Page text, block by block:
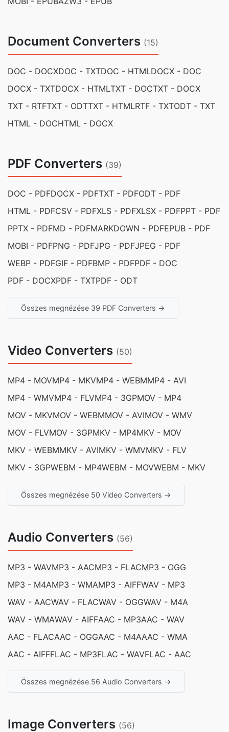
Document Converters (15)
DOC - DOCXDOC - TXTDOC - HTMLDOCX - DOC
DOCX - TXTDOCX - HTMLTXT - DOCTXT - DOCX
TXT - RTFTXT - ODTTXT - HTMLRTF - TXTODT - TXT
HTML - DOCHTML - DOCX
PDF Converters (39)
DOC - PDFDOCX - PDFTXT - PDFODT - PDF
HTML - PDFCSV - PDFXLS - PDFXLSX - PDFPPT - PDF
PPTX - PDFMD - PDFMARKDOWN - PDFEPUB - PDF
MOBI - PDFPNG - PDFJPG - PDFJPEG - PDF
WEBP - PDFGIF - PDFBMP - PDFPDF - DOC
PDF - DOCXPDF - TXTPDF - ODT
Összes megnézése 39 PDF Converters →
Video Converters (50)
MP4 - MOVMP4 - MKVMP4 - WEBMMP4 - AVI
MP4 - WMVMP4 - FLVMP4 - 3GPMOV - MP4
MOV - MKVMOV - WEBMMOV - AVIMOV - WMV
MOV - FLVMOV - 3GPMKV - MP4MKV - MOV
MKV - WEBMMKV - AVIMKV - WMVMKV - FLV
MKV - 3GPWEBM - MP4WEBM - MOVWEBM - MKV
Összes megnézése 50 Video Converters →
Audio Converters (56)
MP3 - WAVMP3 - AACMP3 - FLACMP3 - OGG
MP3 - M4AMP3 - WMAMP3 - AIFFWAV - MP3
WAV - AACWAV - FLACWAV - OGGWAV - M4A
WAV - WMAWAV - AIFFAAC - MP3AAC - WAV
AAC - FLACAAC - OGGAAC - M4AAAC - WMA
AAC - AIFFFLAC - MP3FLAC - WAVFLAC - AAC
Összes megnézése 56 Audio Converters →
Image Converters (56)